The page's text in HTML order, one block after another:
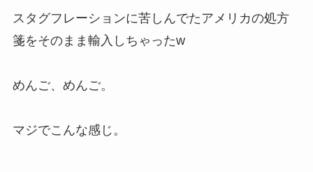
スタグフレーションに苦しんでたアメリカの処方
箋をそのまま輸入しちゃったw
めんご、めんご。
マジでこんな感じ。